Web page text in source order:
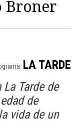
Broner
LA TARDE
Tarde de
de
vida de un